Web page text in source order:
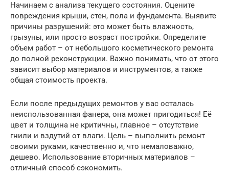
Начинаем с анализа текущего состояния. Оцените
повреждения крыши, стен, пола и фундамента. Выявите
причины разрушений: это может быть влажность,
грызуны, или просто возраст постройки. Определите
объем работ – от небольшого косметического ремонта
до полной реконструкции. Важно понимать, что от этого
зависит выбор материалов и инструментов, а также
общая стоимость проекта.
Если после предыдущих ремонтов у вас осталась
неиспользованная фанера, она может пригодиться! Её
цвет и толщина не критичны, главное – отсутствие
гнили и вздутий от влаги. Цель – выполнить ремонт
своими руками, качественно и, что немаловажно,
дешево. Использование вторичных материалов –
отличный способ сэкономить.